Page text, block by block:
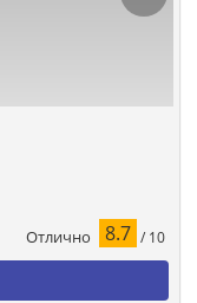
Отлично 8.7 / 10